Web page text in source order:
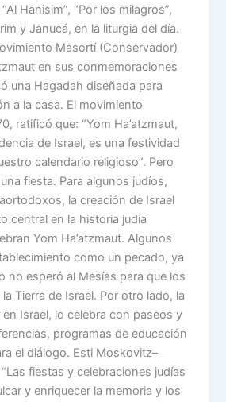
Hanisim”, “Por los milagros”,
y Janucá, en la liturgia del día.
Masortí (Conservador)
en sus conmemoraciones
una Hagadah diseñada para
a la casa. El movimiento
ratificó que: “Yom Ha’atzmaut,
de Israel, es una festividad
calendario religioso”. Pero
fiesta. Para algunos judíos,
la creación de Israel
central en la historia judía
Yom Ha’atzmaut. Algunos
como un pecado, ya
no esperó al Mesías para que los
Tierra de Israel. Por otro lado, la
Israel, lo celebra con paseos y
programas de educación
el diálogo. Esti Moskovitz–
fiestas y celebraciones judías
y enriquecer la memoria y los